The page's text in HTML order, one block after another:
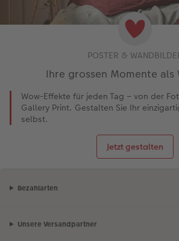
POSTER &
Ihre grossen Momente als
Wow-Effekte für jeden Tag – von der
Gallery Print. Gestalten Sie Ihr
selbst.
Jetzt gestalten
Bezahlarten
Unsere Versandpartner